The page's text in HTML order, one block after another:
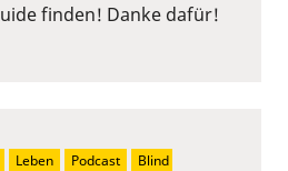
finden! Danke dafür!
Leben Podcast
Blind